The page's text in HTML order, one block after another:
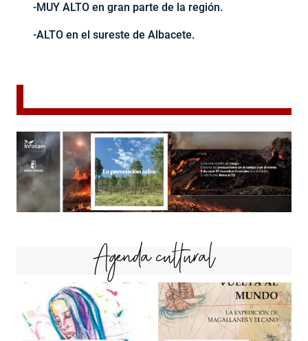
-MUY ALTO en gran parte de la región.
-ALTO en el sureste de Albacete.
Agenda cultural